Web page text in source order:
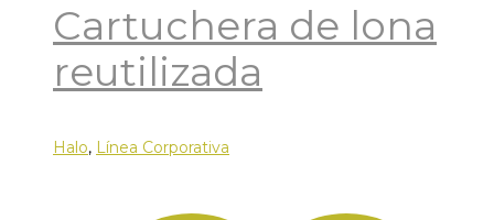
Cartuchera de lona
reutilizada
Halo, Línea Corporativa